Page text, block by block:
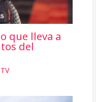
que lleva a
del